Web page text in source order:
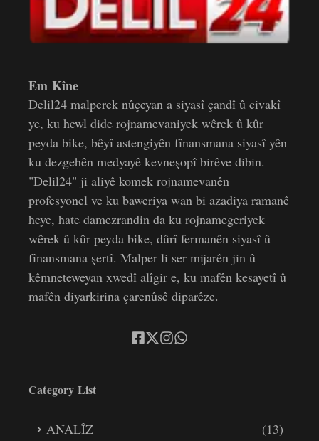
Em Kîne
Delil24 malperek nûçeyan a siyasî çandî û civakî
ye, ku hewl dide rojnamevaniyek wêrek û kûr
peyda bike, bêyî astengiyên fînansmana siyasî yên
ku dezgehên medyayê kevneşopî birêve dibin.
"Delil24" ji aliyê komek rojnamevanên
profesyonel ve ku baweriya wan bi azadiya ramanê
heye, hate damezrandin da ku rojnamegeriyek
wêrek û kûr peyda bike, dûrî fermanên siyasî û
fînansmana şertî. Malper li ser mijarên jin û
kêmneteweyan xwedî alîgir e, ku mafên kesayetî û
mafên diyarkirina çarenûsê diparêze.
Category List
ANALÎZ
(13)